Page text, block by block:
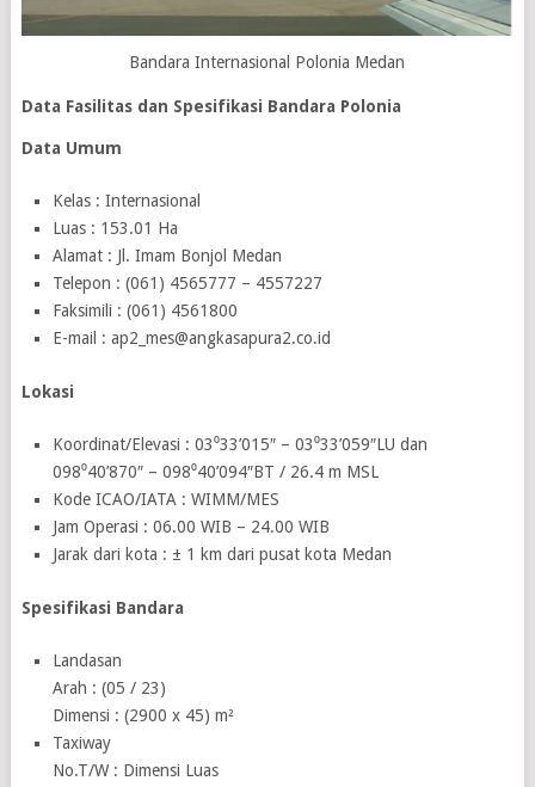
Bandara Internasional Polonia Medan
Data Fasilitas dan Spesifikasi Bandara Polonia
Data Umum
Kelas : Internasional
Luas : 153.01 Ha
Alamat : Jl. Imam Bonjol Medan
Telepon : (061) 4565777 – 4557227
Faksimili : (061) 4561800
E-mail : ap2_mes@angkasapura2.co.id
Lokasi
Koordinat/Elevasi : 03⁰33’015″ – 03⁰33’059″LU dan
098⁰40’870″ – 098⁰40’094″BT / 26.4 m MSL
Kode ICAO/IATA : WIMM/MES
Jam Operasi : 06.00 WIB – 24.00 WIB
Jarak dari kota : ± 1 km dari pusat kota Medan
Spesifikasi Bandara
Landasan
Arah : (05 / 23)
Dimensi : (2900 x 45) m²
Taxiway
No.T/W : Dimensi Luas